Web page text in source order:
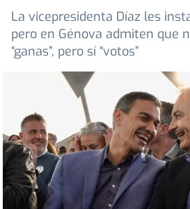
La vicepresidenta Díaz les
pero en Génova admiten que
“ganas”, pero sí “votos”